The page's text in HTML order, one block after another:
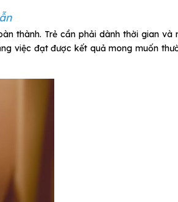
thành. Trẻ cần phải dành thời gian
việc đạt được kết quả mong muốn